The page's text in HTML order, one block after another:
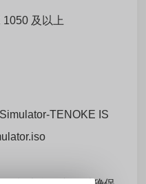
及以上
TENOKE IS